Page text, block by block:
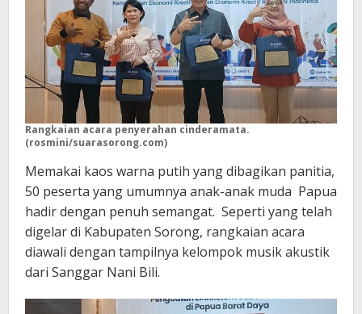
Rangkaian acara penyerahan cinderamata.
(rosmini/suarasorong.com)
Memakai kaos warna putih yang dibagikan panitia,
50 peserta yang umumnya anak-anak muda Papua
hadir dengan penuh semangat. Seperti yang telah
digelar di Kabupaten Sorong, rangkaian acara
diawali dengan tampilnya kelompok musik akustik
dari Sanggar Nani Bili.